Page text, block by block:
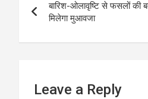
navigation
बारिश-ओलावृष्टि से फसलों की
मिलेगा मुआवजा
Leave a Reply